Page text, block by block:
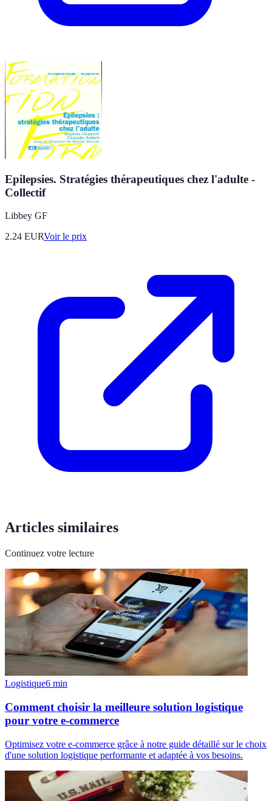
Epilepsies. Stratégies thérapeutiques chez l'adulte -
Collectif
Libbey GF
2.24 EURVoir le prix
Articles similaires
Continuez votre lecture
Logistique6 min
Comment choisir la meilleure solution logistique
pour votre e-commerce
Optimisez votre e-commerce grâce à notre guide détaillé sur le choix
d'une solution logistique performante et adaptée à vos besoins.